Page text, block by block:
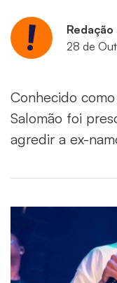
Redação
28 de
Conhecido
Salomão foi
agredir a ex-